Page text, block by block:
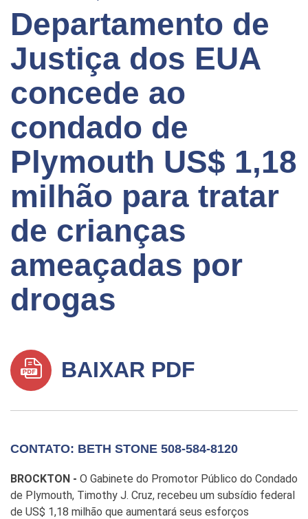
Departamento de
Justiça dos EUA
concede ao
condado de
Plymouth US$ 1,18
milhão para tratar
de crianças
ameaçadas por
drogas
BAIXAR PDF
CONTATO: BETH STONE 508-584-8120
BROCKTON - O Gabinete do Promotor Público do Condado
de Plymouth, Timothy J. Cruz, recebeu um subsídio federal
de US$ 1,18 milhão que aumentará seus esforços